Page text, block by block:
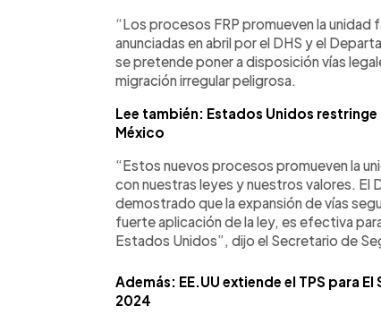
“Los procesos FRP promueven la unidad
anunciadas en abril por el DHS y el
se pretende poner a disposición vías
migración irregular peligrosa.
Lee también: Estados Unidos
México
“Estos nuevos procesos promueven la
con nuestras leyes y nuestros valores. El
demostrado que la expansión de vías
fuerte aplicación de la ley, es efectiva
Estados Unidos”, dijo el Secretario de
Además: EE.UU extiende el TPS para
2024